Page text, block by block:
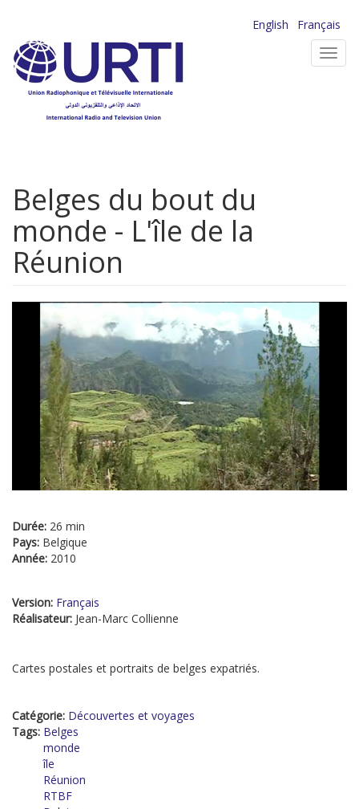
contenu
principal
English
Français
Belges du bout du
monde - L'île de la
Réunion
Durée: 26 min
Pays: Belgique
Année: 2010
Version: Français
Réalisateur: Jean-Marc Collienne
Cartes postales et portraits de belges expatriés.
Catégorie: Découvertes et voyages
Tags: Belges
monde
île
Réunion
RTBF